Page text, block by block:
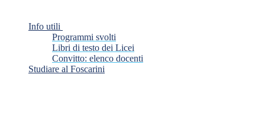
Info utili
Programmi svolti
Libri di testo dei Licei
Convitto: elenco docenti
Studiare al Foscarini